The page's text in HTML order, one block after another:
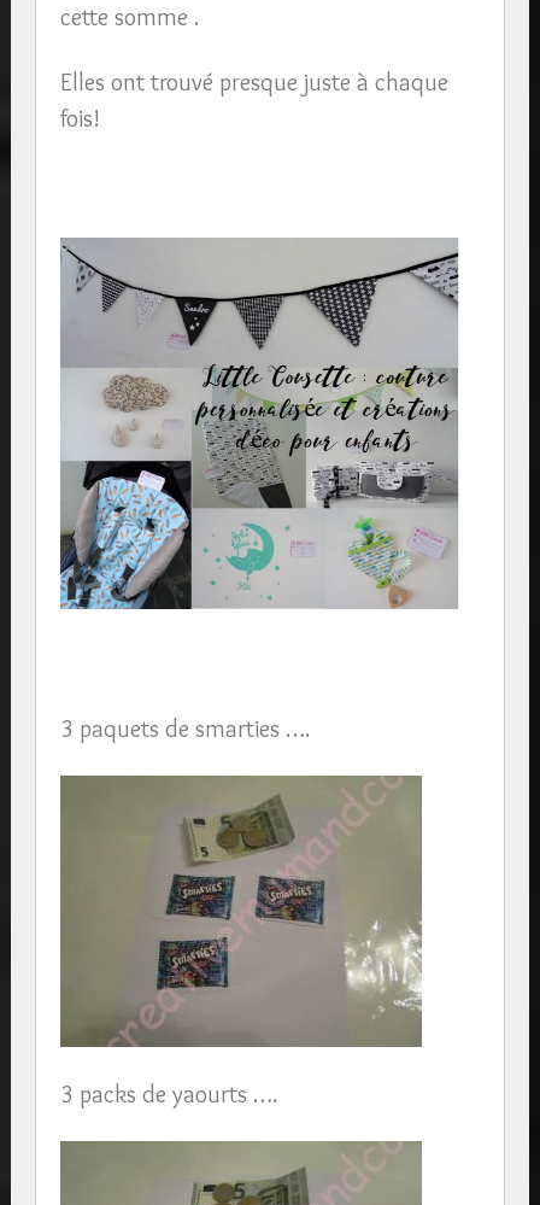
cette somme .
Elles ont trouvé presque juste à chaque
fois!
3 paquets de smarties ….
3 packs de yaourts ….